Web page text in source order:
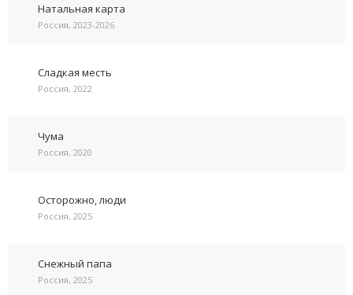
Натальная карта
Россия, 2023-2026
Сладкая месть
Россия, 2022
Чума
Россия, 2020
Осторожно, люди
Россия, 2025
Снежный папа
Россия, 2025